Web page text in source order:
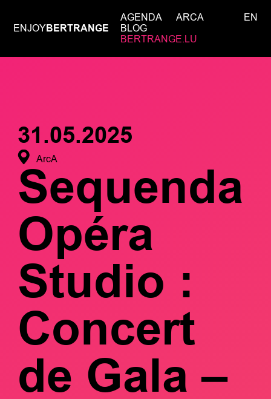
ENJOYBERTRANGE
AGENDA
ARCA
BLOG
BERTRANGE.LU
EN
31.05.2025
ArcA
Sequenda
Opéra
Studio :
Concert
de Gala –